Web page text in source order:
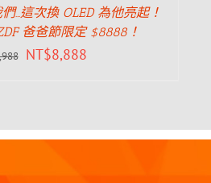
…這次換 OLED 為他亮起！
爸爸節限定 $8888！
NT$8,888